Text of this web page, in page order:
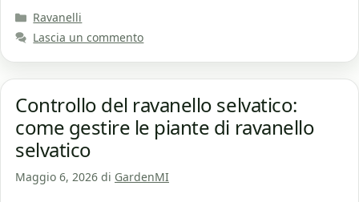
Categorie
Ravanelli
Lascia un commento
Controllo del ravanello selvatico:
come gestire le piante di ravanello
selvatico
Maggio 6, 2026 di GardenMI